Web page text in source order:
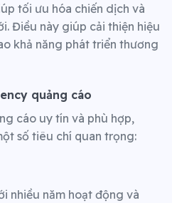
tối ưu hóa chiến dịch và
Điều này giúp cải thiện hiệu
khả năng phát triển thương
quảng cáo
cáo uy tín và phù hợp,
số tiêu chí quan trọng:
nhiều năm hoạt động và